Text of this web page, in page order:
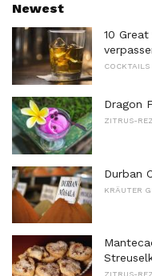
Newest
10
COCKTAILS
Dragon
ZITRUS-
Durban
KRÄUTER
ZITRUS-